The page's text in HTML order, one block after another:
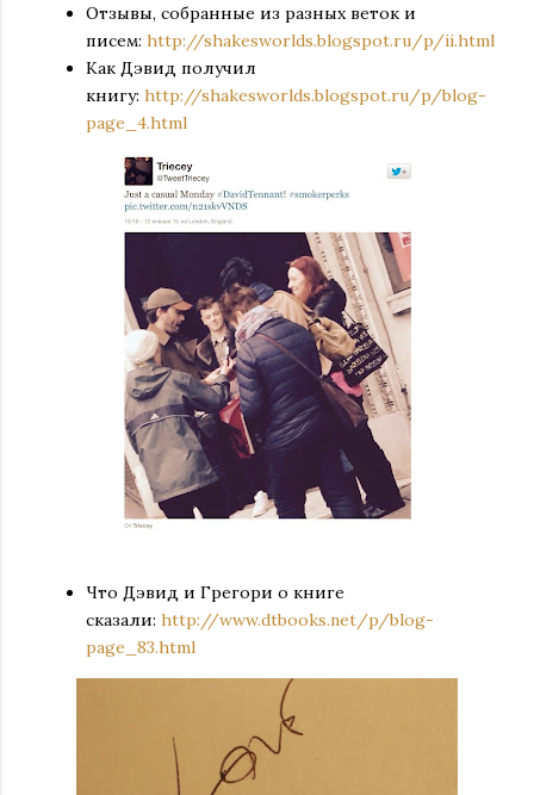
Отзывы, собранные из разных веток и
писем: http://shakesworlds.blogspot.ru/p/ii.html
Как Дэвид получил
книгу: http://shakesworlds.blogspot.ru/p/blog-
page_4.html
Что Дэвид и Грегори о книге
сказали: http://www.dtbooks.net/p/blog-
page_83.html